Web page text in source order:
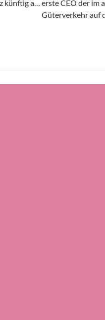
künftig als erste CEO der im
Güterverkehr auf